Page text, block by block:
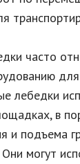
часто
лебедки
в
и подъема
могут